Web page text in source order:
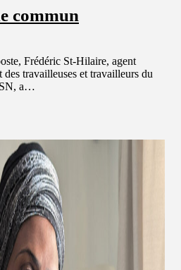
commun
Frédéric St-Hilaire, agent
travailleuses et travailleurs du
a…